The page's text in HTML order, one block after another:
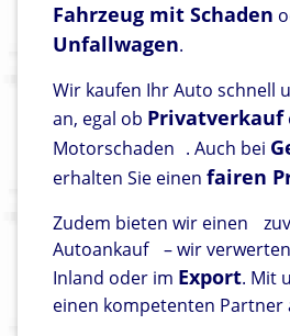
Fahrzeug mit Schaden
Unfallwagen.
Wir kaufen Ihr Auto schnell
an, egal ob Privatverkauf
Motorschaden . Auch bei
erhalten Sie einen fairen
Zudem bieten wir einen
Autoankauf
– wir
Inland oder im Export. Mit
einen kompetenten Partner